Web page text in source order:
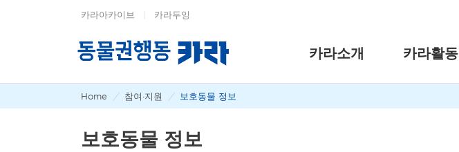
카라아카이브 카라두잉
카라소개 카라활동
Home / 참여·지원 / 보호동물 정보
보호동물 정보